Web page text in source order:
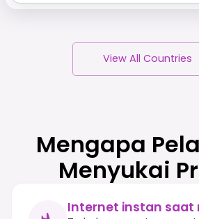
View All Countries
Mengapa
Menyukai
Internet instan saat